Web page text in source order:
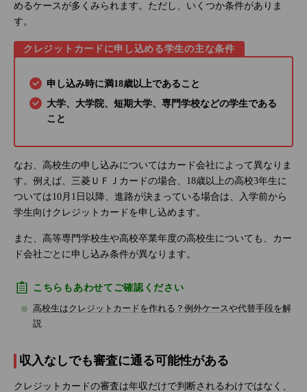
めるケースが多くみられます。ただし、いくつか条件がありま
す。
クレジットカードに申し込める学生の主な条件
申し込み時に満18歳以上であること
大学、大学院、短期大学、専門学校などの学生である
こと
なお、高校生の申し込みについてはカード会社によって異なりま
す。例えば、三菱ＵＦＪカードの場合、18歳以上の高校3年生に
ついては10月1日以降、進路が決まっている場合は、入学前から
学生向けクレジットカードを申し込めます。
また、高等専門学校生や高校卒業年度の高校生についても、カー
ド会社ごとに申し込み条件が異なります。
こちらもあわせてご確認ください
高校生はクレジットカードを作れる？例外ケースや代替手段を解
説
収入なしでも審査に通る可能性がある
クレジットカードの審査は年収だけで判断されるわけではなく、